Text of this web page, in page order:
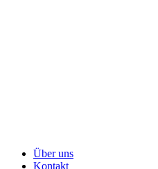
Über uns
Kontakt